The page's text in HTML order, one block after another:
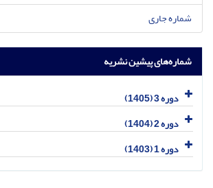
شماره جاری
شماره‌های پیشین نشریه
دوره 3 (1405)
دوره 2 (1404)
دوره 1 (1403)